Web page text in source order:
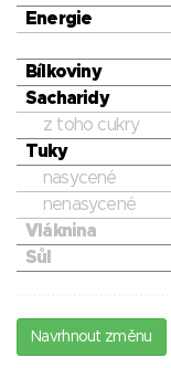
Energie
Bílkoviny
Sacharidy
z toho cukry
Tuky
nasycené
nenasycené
Vláknina
Sůl
Navrhnout změnu